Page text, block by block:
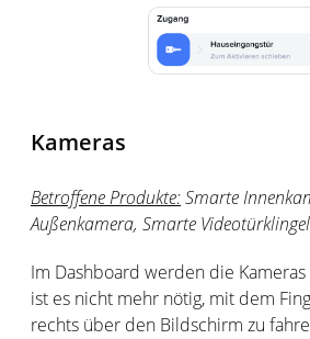
Kameras
Betroffene Produkte:Smarte
Außenkamera, Smarte Videotürklingel
Im Dashboard werden die
ist es nicht mehr nötig, mit dem
rechts über den Bildschirm zu